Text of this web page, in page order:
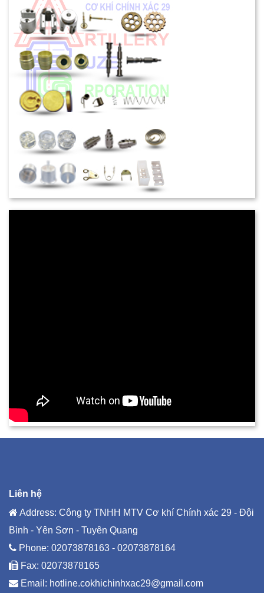
Liên hệ
Address: Công ty TNHH MTV Cơ khí Chính xác 29 - Đội
Bình - Yên Sơn - Tuyên Quang
Phone: 02073878163 - 02073878164
Fax: 02073878165
Email: hotline.cokhichinhxac29@gmail.com